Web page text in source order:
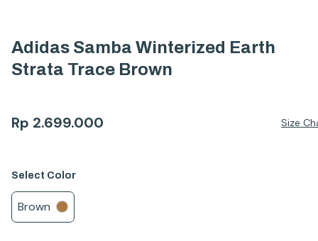
Adidas Samba Winterized Earth
Strata Trace Brown
Rp 2.699.000 Size
Select Color
Brown